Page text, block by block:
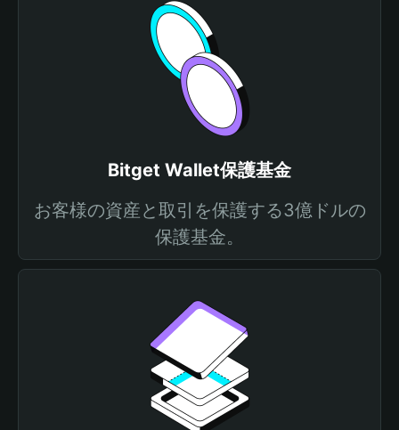
Bitget Wallet保護基金
お客様の資産と取引を保護する3億ドルの
保護基金。